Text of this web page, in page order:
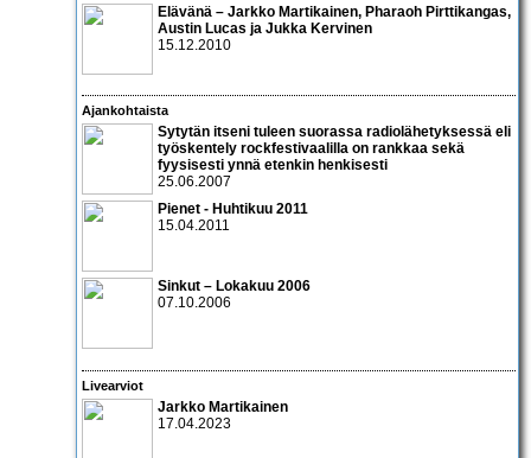
Elävänä – Jarkko Martikainen, Pharaoh Pirttikangas,
Austin Lucas ja Jukka Kervinen
15.12.2010
Ajankohtaista
Sytytän itseni tuleen suorassa radiolähetyksessä eli
työskentely rockfestivaalilla on rankkaa sekä
fyysisesti ynnä etenkin henkisesti
25.06.2007
Pienet - Huhtikuu 2011
15.04.2011
Sinkut – Lokakuu 2006
07.10.2006
Livearviot
Jarkko Martikainen
17.04.2023